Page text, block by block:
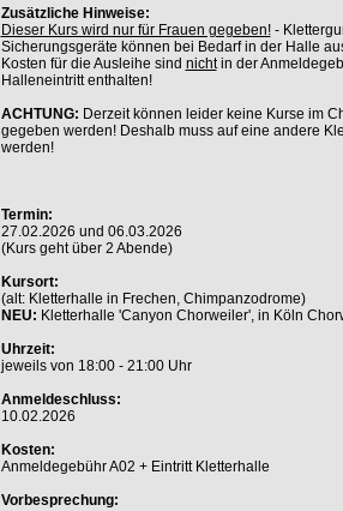
Zusätzliche Hinweise:
Dieser Kurs wird nur für Frauen gegeben!-
Sicherungsgeräte können bei Bedarf in der Halle
Kosten für die Ausleihe sind nichtin der
Halleneintritt enthalten!
ACHTUNG: Derzeit können leider keine Kurse im
gegeben werden! Deshalb muss auf eine andere
werden!
Termin:
27.02.2026 und 06.03.2026
(Kurs geht über 2 Abende)
Kursort:
(alt: Kletterhalle in Frechen, Chimpanzodrome)
NEU: Kletterhalle 'Canyon Chorweiler', in Köln
Uhrzeit:
jeweils von 18:00 - 21:00 Uhr
Anmeldeschluss:
10.02.2026
Kosten:
Anmeldegebühr A02 + Eintritt Kletterhalle
Vorbesprechung: